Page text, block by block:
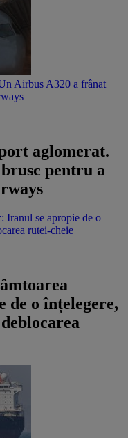
Airbus A320 a frânat
aglomerat.
pentru a
Iranul se apropie de o
rutei-cheie
de o înțelegere,